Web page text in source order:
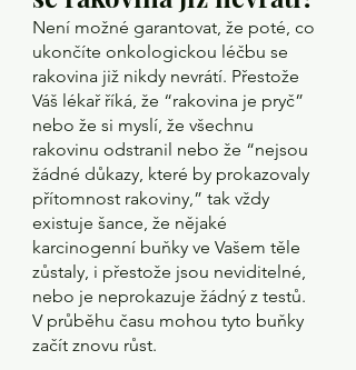
Není možné garantovat, že poté, co
ukončíte onkologickou léčbu se
rakovina již nikdy nevrátí. Přestože
Váš lékař říká, že “rakovina je pryč”
nebo že si myslí, že všechnu
rakovinu odstranil nebo že “nejsou
žádné důkazy, které by prokazovaly
přítomnost rakoviny,” tak vždy
existuje šance, že nějaké
karcinogenní buňky ve Vašem těle
zůstaly, i přestože jsou neviditelné,
nebo je neprokazuje žádný z testů.
V průběhu času mohou tyto buňky
začít znovu růst.